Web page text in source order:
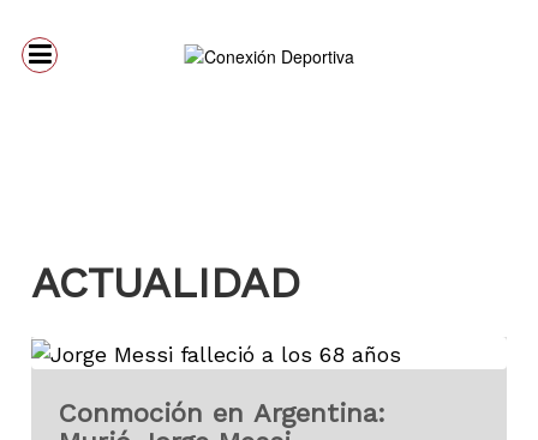
ACTUALIDAD
Conmoción en Argentina: